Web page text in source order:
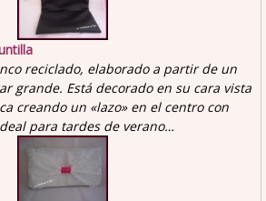
reciclado, elaborado a partir de un
grande. Está decorado en su cara vista
creando un «lazo» en el centro con
para tardes de verano…